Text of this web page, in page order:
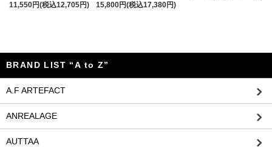
11,550円(税込12,705円)
15,800円(税込17,380円)
BRAND LIST “A to Z”
A.F ARTEFACT
ANREALAGE
AUTTAA